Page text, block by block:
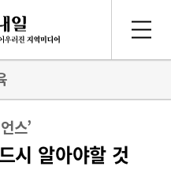
스’
시 알아야할 것